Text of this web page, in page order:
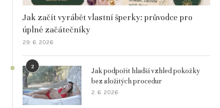
Jak začít vyrábět vlastní šperky: průvodce pro
úplné začátečníky
29. 6. 2026
2
Jak podpořit hladší vzhled pokožky
bez složitých procedur
2. 6. 2026